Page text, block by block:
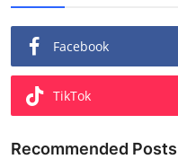
Facebook
TikTok
Recommended Posts